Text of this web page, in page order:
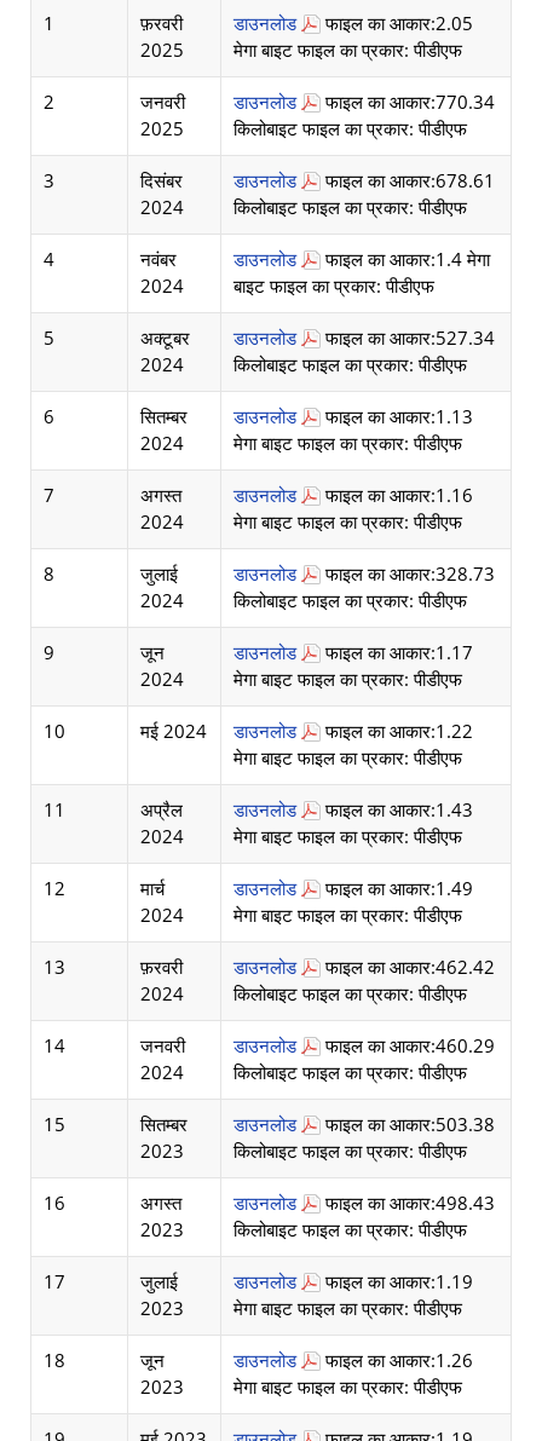
1
फ़रवरी
2025
डाउनलोड
फाइल का आकार:2.05
मेगा बाइट फाइल का प्रकार: पीडीएफ
2
जनवरी
2025
डाउनलोड
फाइल का आकार:770.34
किलोबाइट फाइल का प्रकार: पीडीएफ
3
दिसंबर
2024
डाउनलोड
फाइल का आकार:678.61
किलोबाइट फाइल का प्रकार: पीडीएफ
4
नवंबर
2024
डाउनलोड
फाइल का आकार:1.4 मेगा
बाइट फाइल का प्रकार: पीडीएफ
5
अक्टूबर
2024
डाउनलोड
फाइल का आकार:527.34
किलोबाइट फाइल का प्रकार: पीडीएफ
6
सितम्बर
2024
डाउनलोड
फाइल का आकार:1.13
मेगा बाइट फाइल का प्रकार: पीडीएफ
7
अगस्त
2024
डाउनलोड
फाइल का आकार:1.16
मेगा बाइट फाइल का प्रकार: पीडीएफ
8
जुलाई
2024
डाउनलोड
फाइल का आकार:328.73
किलोबाइट फाइल का प्रकार: पीडीएफ
9
जून
2024
डाउनलोड
फाइल का आकार:1.17
मेगा बाइट फाइल का प्रकार: पीडीएफ
10 मई 2024 डाउनलोड
फाइल का आकार:1.22
मेगा बाइट फाइल का प्रकार: पीडीएफ
11
अप्रैल
2024
डाउनलोड
फाइल का आकार:1.43
मेगा बाइट फाइल का प्रकार: पीडीएफ
12
मार्च
2024
डाउनलोड
फाइल का आकार:1.49
मेगा बाइट फाइल का प्रकार: पीडीएफ
13
फ़रवरी
2024
डाउनलोड
फाइल का आकार:462.42
किलोबाइट फाइल का प्रकार: पीडीएफ
14
जनवरी
2024
डाउनलोड
फाइल का आकार:460.29
किलोबाइट फाइल का प्रकार: पीडीएफ
15
सितम्बर
2023
डाउनलोड
फाइल का आकार:503.38
किलोबाइट फाइल का प्रकार: पीडीएफ
16
अगस्त
2023
डाउनलोड
फाइल का आकार:498.43
किलोबाइट फाइल का प्रकार: पीडीएफ
17
जुलाई
2023
डाउनलोड
फाइल का आकार:1.19
मेगा बाइट फाइल का प्रकार: पीडीएफ
18
जून
2023
डाउनलोड
फाइल का आकार:1.26
मेगा बाइट फाइल का प्रकार: पीडीएफ